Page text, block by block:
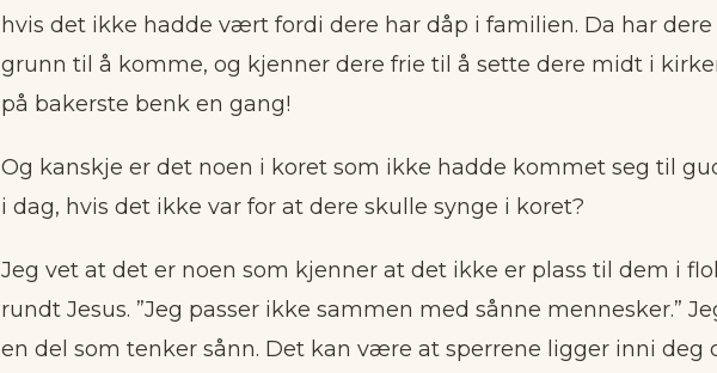
hvis det ikke hadde vært fordi dere har dåp i familien. Da har dere
grunn til å komme, og kjenner dere frie til å sette dere midt i
på bakerste benk en gang!
Og kanskje er det noen i koret som ikke hadde kommet seg til
i dag, hvis det ikke var for at dere skulle synge i koret?
Jeg vet at det er noen som kjenner at det ikke er plass til dem i
rundt Jesus. ”Jeg passer ikke sammen med sånne mennesker.”
en del som tenker sånn. Det kan være at sperrene ligger inni deg